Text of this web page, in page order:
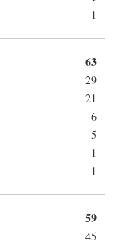
1
63
29
21
6
5
1
1
59
45